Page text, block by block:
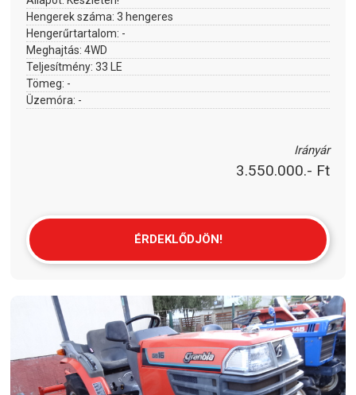
Hengerek száma:3 hengeres
Hengerűrtartalom: -
Meghajtás:4WD
Teljesítmény:33 LE
Tömeg: -
Üzemóra: -
Irányár
3.550.000.- Ft
ÉRDEKLŐDJÖN!